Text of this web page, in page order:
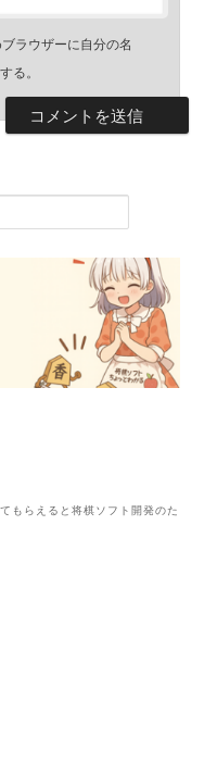
ラウザーに自分の名
る。
もらえると将棋ソフト開発のた